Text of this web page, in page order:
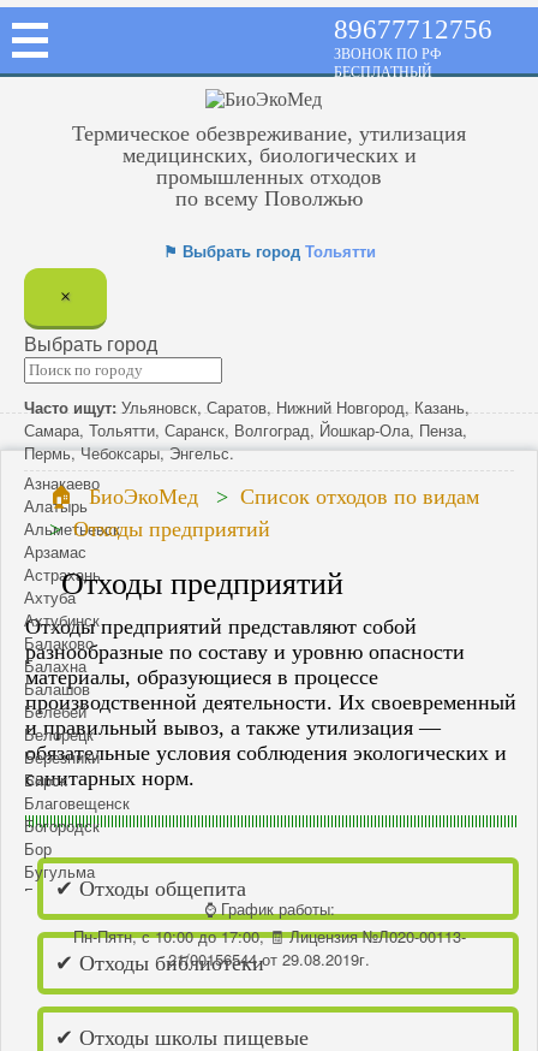
⚑ Выбрать город Тольятти
×
Выбрать город
Часто ищут: Ульяновск,Саратов,Нижний Новгород,Казань,
Самара, Тольятти, Саранск, Волгоград, Йошкар-Ола, Пенза,
Пермь,Чебоксары,Энгельс.
Азнакаево
Алатырь
Альметьевск
Арзамас
Астрахань
Ахтуба
Ахтубинск
Балаково
Балахна
Балашов
Белебей
Белорецк
Березники
Бирск
Благовещенск
Богородск
Бор
Бугульма
Бугуруслан
Бузулук
Васильсурск
Волгоград
Волжск
Волжский
Ворсма
⌚ График работы:
Пн-Пятн, с 10:00 до 17:00, 🧾 Лицензия №Л020-00113-
21/00156544 от 29.08.2019г.
Термическое обезвреживание, утилизация
медицинских, биологических и
промышленных отходов
по всему Поволжью
89677712756
ЗВОНОК ПО РФ
БЕСПЛАТНЫЙ
БиоЭкоМед
Список отходов по видам
Отходы предприятий
Отходы предприятий
Отходы предприятий представляют собой
разнообразные по составу и уровню опасности
материалы, образующиеся в процессе
производственной деятельности. Их своевременный
и правильный вывоз, а также утилизация —
обязательные условия соблюдения экологических и
санитарных норм.
✔ Отходы общепита
✔ Отходы библиотеки
✔ Отходы школы пищевые